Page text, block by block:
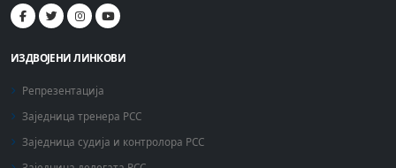
ИЗДВОЈЕНИ ЛИНКОВИ
Репрезентација
Заједница тренера РСС
Заједница судија и контролора РСС